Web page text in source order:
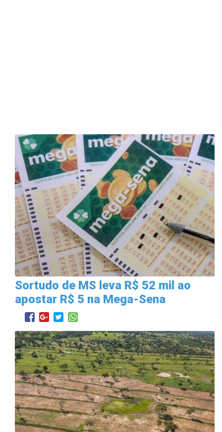
Sortudo de MS leva R$ 52 mil ao
apostar R$ 5 na Mega-Sena